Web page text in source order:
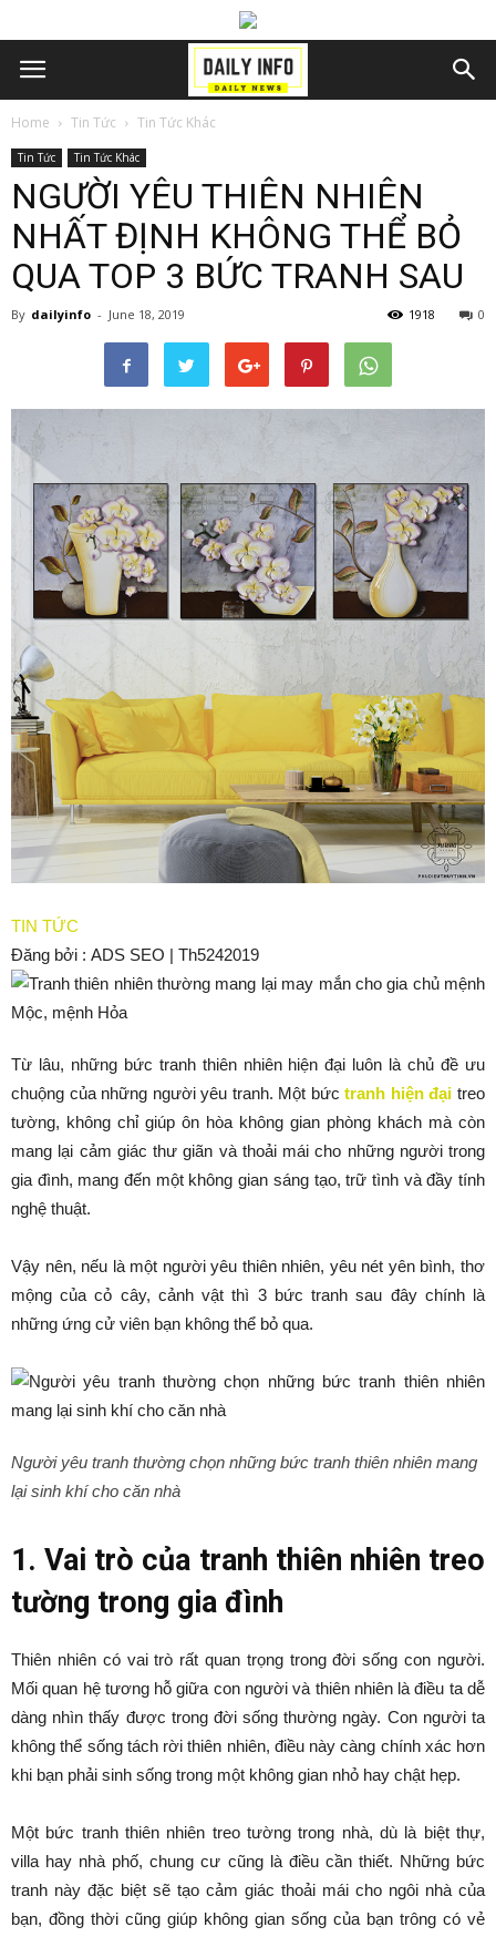
Home Tin Tức Tin Tức Khác
Tin Tức Tin Tức Khác
NGƯỜI YÊU THIÊN NHIÊN
NHẤT ĐỊNH KHÔNG THỂ BỎ
QUA TOP 3 BỨC TRANH SAU
By dailyinfo - June 18, 2019 0
1918
TIN TỨC
Đăng bởi : ADS SEO | Th5242019
Từ lâu, những bức tranh thiên nhiên hiện đại luôn là chủ đề ưu
chuộng của những người yêu tranh. Một bứctranh hiện đại treo
tường, không chỉ giúp ôn hòa không gian phòng khách mà còn
mang lại cảm giác thư giãn và thoải mái cho những người trong
gia đình, mang đến một không gian sáng tạo, trữ tình và đầy tính
nghệ thuật.
Vậy nên, nếu là một người yêu thiên nhiên, yêu nét yên bình, thơ
mộng của cỏ cây, cảnh vật thì 3 bức tranh sau đây chính là
những ứng cử viên bạn không thể bỏ qua.
Người yêu tranh thường chọn những bức tranh thiên nhiên mang
lại sinh khí cho căn nhà
1. Vai trò của tranh thiên nhiên treo
tường trong gia đình
Thiên nhiên có vai trò rất quan trọng trong đời sống con người.
Mối quan hệ tương hỗ giữa con người và thiên nhiên là điều ta dễ
dàng nhìn thấy được trong đời sống thường ngày. Con người ta
không thể sống tách rời thiên nhiên, điều này càng chính xác hơn
khi bạn phải sinh sống trong một không gian nhỏ hay chật hẹp.
Một bức tranh thiên nhiên treo tường trong nhà, dù là biệt thự,
villa hay nhà phố, chung cư cũng là điều cần thiết. Những bức
tranh này đặc biệt sẽ tạo cảm giác thoải mái cho ngôi nhà của
bạn, đồng thời cũng giúp không gian sống của bạn trông có vẻ